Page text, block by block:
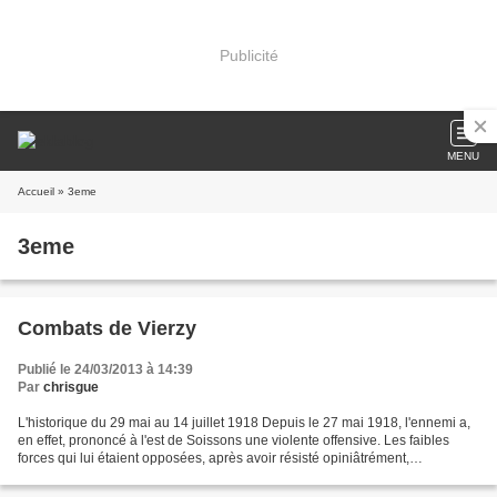
Publicité
MENU
Accueil » 3eme
3eme
Combats de Vierzy
Publié le 24/03/2013 à 14:39
Par chrisgue
L'historique du 29 mai au 14 juillet 1918 Depuis le 27 mai 1918, l'ennemi a,
en effet, prononcé à l'est de Soissons une violente offensive. Les faibles
forces qui lui étaient opposées, après avoir résisté opiniâtrément,